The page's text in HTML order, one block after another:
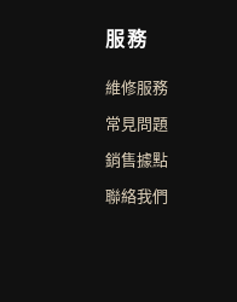
服務
維修服務
常見問題
銷售據點
聯絡我們